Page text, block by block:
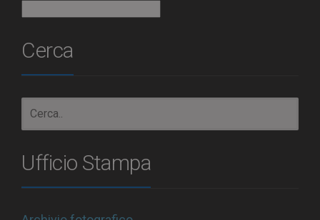
Cerca
Ufficio Stampa